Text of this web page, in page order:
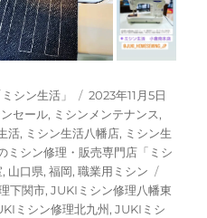
シン生活」
投
稿
日:
2023年11月5日
ンセール, ミシンメンテナンス,
活, ミシン生活八幡店, ミシン生
ミシン修理・販売専門店「ミシ
, 山口県,福岡,職業用ミシン
グ
下関市,JUKIミシン修理八幡東
ミシン修理北九州,JUKIミシ